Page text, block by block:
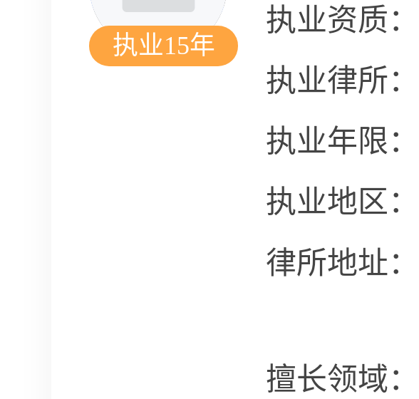
执业15年
执业资质：
执业律所：
执业年限：
执业地区：
律所地址：
擅长领域：